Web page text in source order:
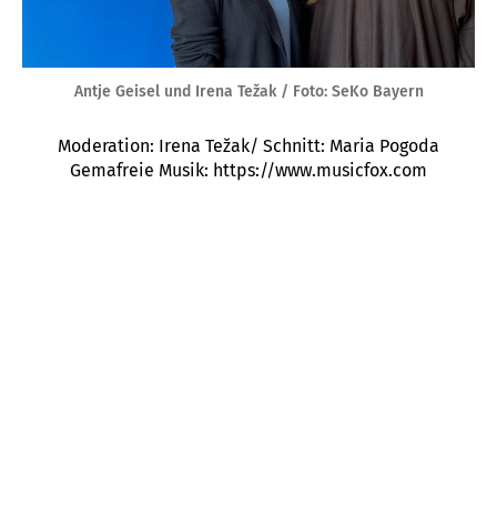
Antje Geisel und Irena Težak / Foto: SeKo Bayern
Moderation: Irena Težak/ Schnitt: Maria Pogoda
Gemafreie Musik: https://www.musicfox.com